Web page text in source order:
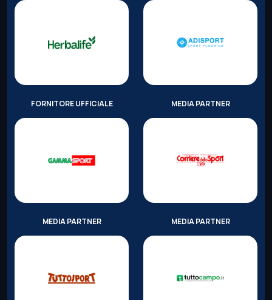
FORNITORE UFFICIALE MEDIA PARTNER
MEDIA PARTNER MEDIA PARTNER